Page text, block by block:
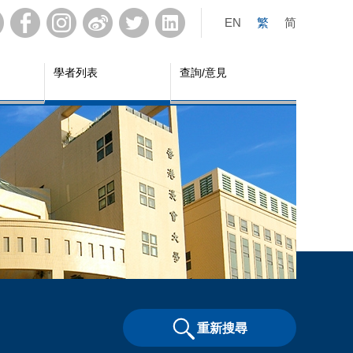
EN 繁 简
學者列表 查詢/意見
重新搜尋